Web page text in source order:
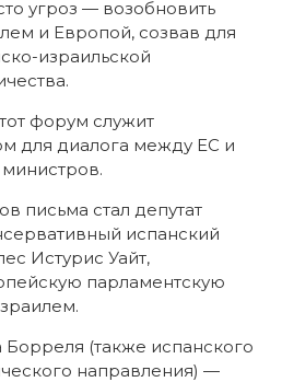
угроз — возобновить
и Европой, созвав для
израильской
форум служит
для диалога между ЕС и
письма стал депутат
испанский
Истурис Уайт,
парламентскую
(также испанского
направления) —